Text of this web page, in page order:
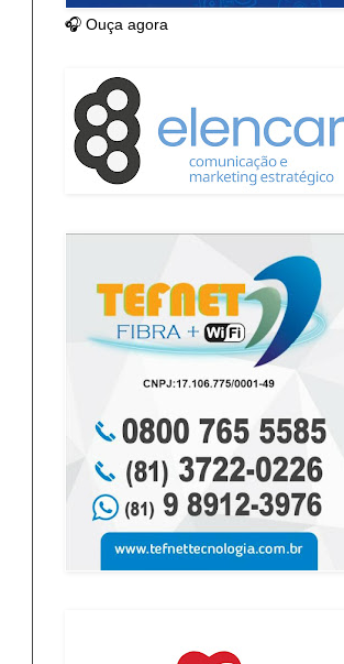
🎧 Ouça agora